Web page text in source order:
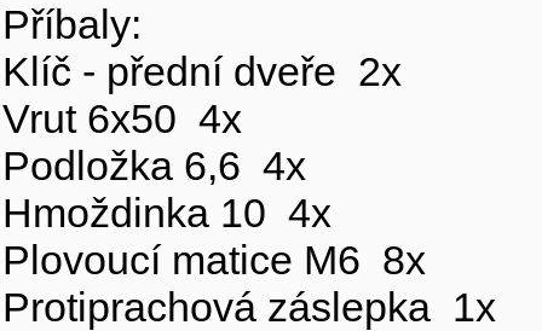
Příbaly:
Klíč - přední dveře 2x
Vrut 6x50 4x
Podložka 6,6 4x
Hmoždinka 10 4x
Plovoucí matice M6 8x
Protiprachová záslepka 1x